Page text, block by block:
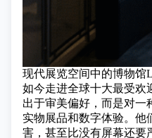
现代展览空间中的博物馆
如今走进全球十大最受欢
出于审美偏好，而是对一
实物展品和数字体验。他
害，甚至比没有屏幕还要